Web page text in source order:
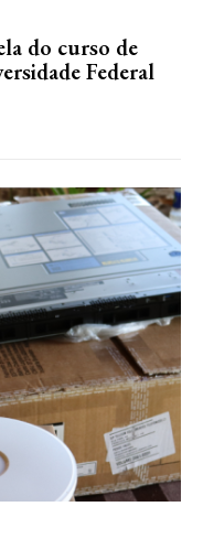
do curso de
Federal